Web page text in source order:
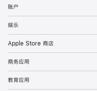
账户
娱乐
Apple Store 商店
商务应用
教育应用